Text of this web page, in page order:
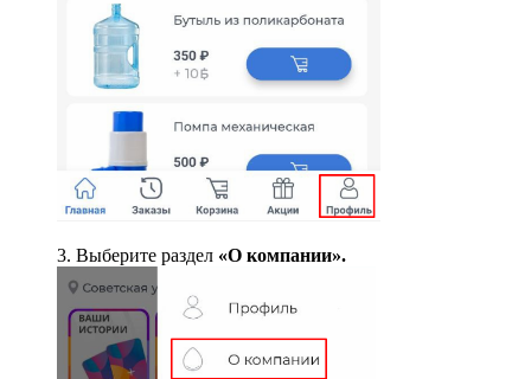
3. Выберите раздел «О компании».